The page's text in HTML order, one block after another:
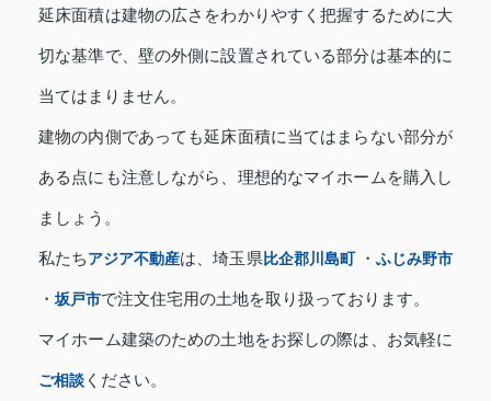
延床面積は建物の広さをわかりやすく把握するために大
切な基準で、壁の外側に設置されている部分は基本的に
当てはまりません。
建物の内側であっても延床面積に当てはまらない部分が
ある点にも注意しながら、理想的なマイホームを購入し
ましょう。
私たちアジア不動産は、埼玉県比企郡川島町・ ふじみ野市
・坂戸市で注文住宅用の土地を取り扱っております。
マイホーム建築のための土地をお探しの際は、お気軽に
ご相談 ください。